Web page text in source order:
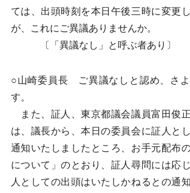
ては、出頭時刻を本日午後三時に変更
が、これにご異議ありませんか。
〔「異議なし」と呼ぶ者あり〕
○山崎委員長 ご異議なしと認め、さよ
す。
また、証人、東京都議会議員富田俊
は、議長から、本日の委員会に証人と
通知いたしましたところ、お手元配布
について」のとおり、証人尋問には応
人としての出頭はいたしかねるとの通